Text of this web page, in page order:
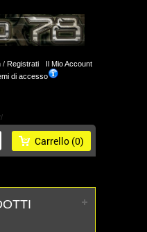
/ Registrati
Il Mio Account
di accesso
Carrello (0)